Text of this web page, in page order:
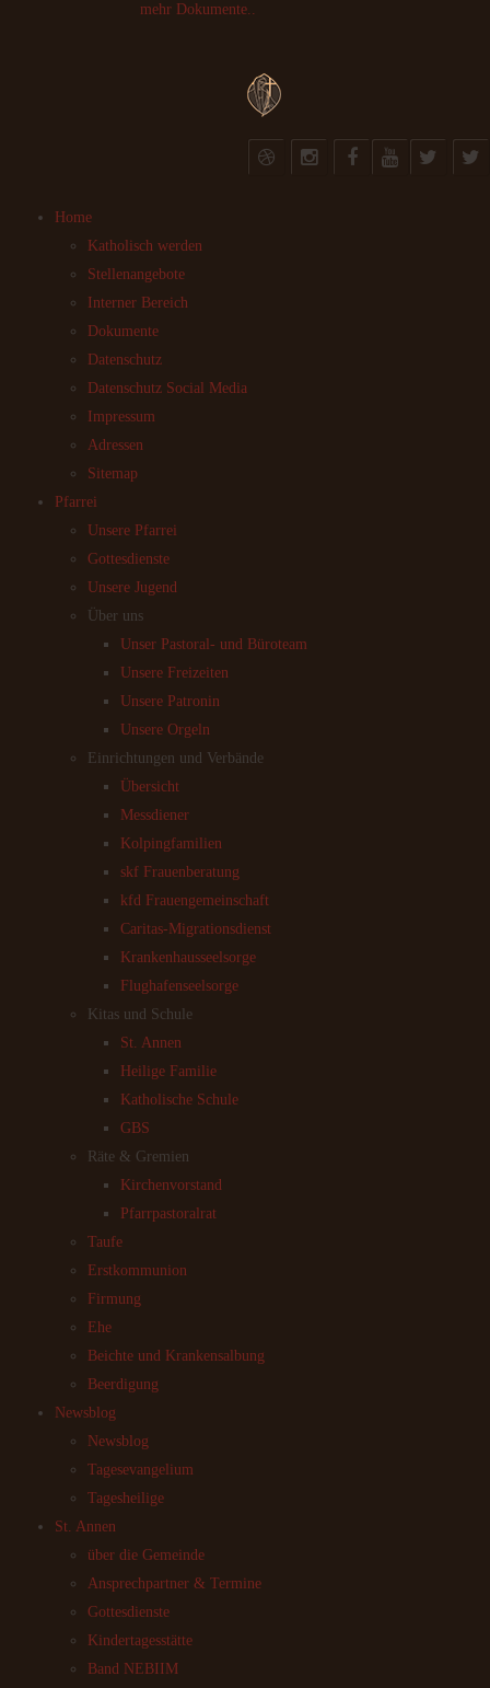
mehr Dokumente..
Home
Katholisch werden
Stellenangebote
Interner Bereich
Dokumente
Datenschutz
Datenschutz Social Media
Impressum
Adressen
Sitemap
Pfarrei
Unsere Pfarrei
Gottesdienste
Unsere Jugend
Über uns
Unser Pastoral- und Büroteam
Unsere Freizeiten
Unsere Patronin
Unsere Orgeln
Einrichtungen und Verbände
Übersicht
Messdiener
Kolpingfamilien
skf Frauenberatung
kfd Frauengemeinschaft
Caritas-Migrationsdienst
Krankenhausseelsorge
Flughafenseelsorge
Kitas und Schule
St. Annen
Heilige Familie
Katholische Schule
GBS
Räte & Gremien
Kirchenvorstand
Pfarrpastoralrat
Taufe
Erstkommunion
Firmung
Ehe
Beichte und Krankensalbung
Beerdigung
Newsblog
Newsblog
Tagesevangelium
Tagesheilige
St. Annen
über die Gemeinde
Ansprechpartner & Termine
Gottesdienste
Kindertagesstätte
Band NEBIIM